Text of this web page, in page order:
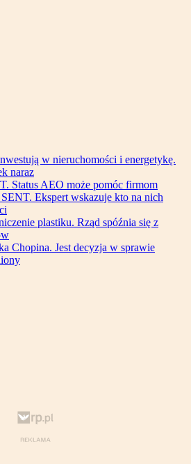
w nieruchomości i energetykę.
naraz
Status AEO może pomóc firmom
Ekspert wskazuje kto na nich
plastiku. Rząd spóźnia się z
Chopina. Jest decyzja w sprawie